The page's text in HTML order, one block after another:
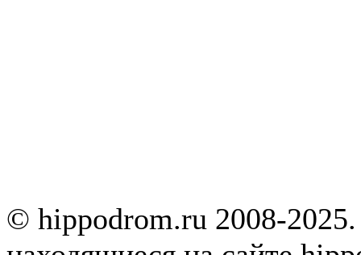
© hippodrom.ru 2008-